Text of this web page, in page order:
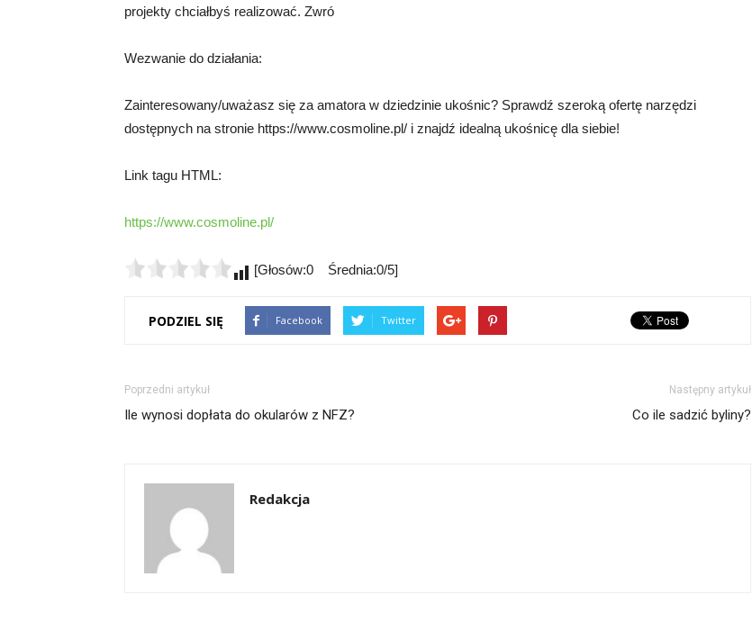
projekty chciałbyś realizować. Zwró
Wezwanie do działania:
Zainteresowany/uważasz się za amatora w dziedzinie ukośnic? Sprawdź szeroką ofertę narzędzi
dostępnych na stronie https://www.cosmoline.pl/ i znajdź idealną ukośnicę dla siebie!
Link tagu HTML:
https://www.cosmoline.pl/
[Głosów:0 Średnia:0/5]
PODZIEL SIĘ Facebook Twitter
Poprzedni artykuł
Ile wynosi dopłata do okularów z NFZ?
Następny artykuł
Co ile sadzić byliny?
Redakcja